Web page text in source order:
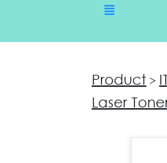
Product >
Laser